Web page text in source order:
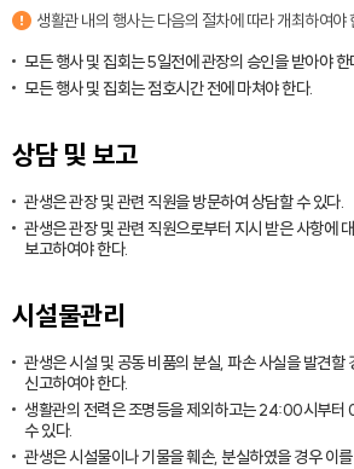
생활관 내의 행사는 다음의 절차에 따라 개최하여야
모든 행사 및 집회는 5일전에 관장의 승인을 받아야 한
모든 행사 및 집회는 점호시간 전에 마쳐야 한다.
상담 및 보고
관생은 관장 및 관련 직원을 방문하여 상담할 수 있다.
관생은 관장 및 관련 직원으로부터 지시 받은 사항에
보고하여야 한다.
시설물관리
관생은 시설 및 공동 비품의 분실, 파손 사실을 발견할
신고하여야 한다.
생활관의 전력은 조명등을 제외하고는 24:00시부
수 있다.
관생은 시설물이나 기물을 훼손, 분실하였을 경우 이